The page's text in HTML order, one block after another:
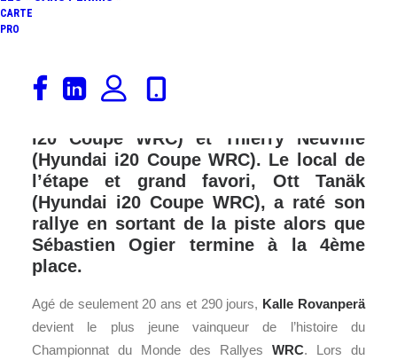
CARTE
PRO
Kalle Rovanperä (Toyota Yaris WRC)
« survole » le Rallye d’Estonie qu’il
i20 Coupe WRC) et Thierry Neuville
(Hyundai i20 Coupe WRC). Le local de
l’étape et grand favori, Ott Tanäk
(Hyundai i20 Coupe WRC), a raté son
rallye en sortant de la piste alors que
Sébastien Ogier termine à la 4ème
place.
Agé de seulement 20 ans et 290 jours, Kalle Rovanperä
devient le plus jeune vainqueur de l’histoire du
Championnat du Monde des Rallyes WRC. Lors du